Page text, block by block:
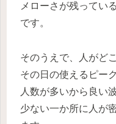
メローさが残ってい
です。
そのうえで、人がど
その日の使えるピー
人数が多いから良い
少ない一か所に人が